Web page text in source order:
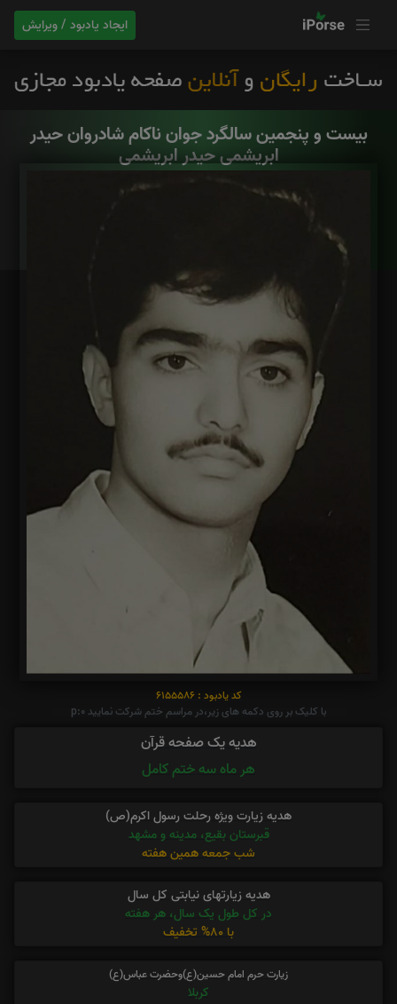
ایجاد یادبود / ویرایش
بیست و پنجمین سالگرد جوان ناکام شادروان حیدر
ابریشمی حیدر ابریشمی
کد یادبود : 6155586
با کلیک بر روی دکمه های زیر،در مراسم ختم شرکت نمایید p:0
هدیه یک صفحه قرآن
هر ماه سه ختم کامل
هدیه زیارت ویژه رحلت رسول اکرم(ص)
قبرستان بقیع، مدینه و مشهد
شب جمعه همین هفته
هدیه زیارتهای نیابتی کل سال
در کل طول یک سال، هر هفته
با 80% تخفیف
زیارت حرم امام حسین(ع)وحضرت عباس(ع)
کربلا